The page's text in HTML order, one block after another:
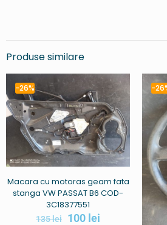
Produse similare
-26%
Macara cu motoras geam fata
stanga VW PASSAT B6 COD-
3C18377551
135lei 100 lei
-